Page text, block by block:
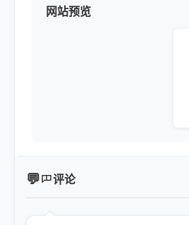
网站预览
评论